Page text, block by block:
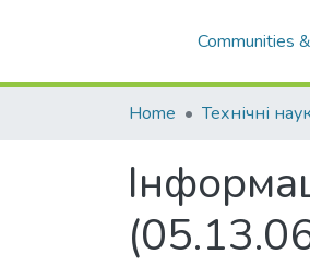
Communities
Home